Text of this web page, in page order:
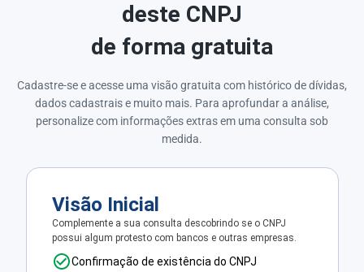
deste CNPJ
de forma gratuita
Cadastre-se e acesse uma visão gratuita com histórico de dívidas,
dados cadastrais e muito mais. Para aprofundar a análise,
personalize com informações extras em uma consulta sob
medida.
Visão Inicial
Complemente a sua consulta descobrindo se o CNPJ
possui algum protesto com bancos e outras empresas.
Confirmação de existência do CNPJ